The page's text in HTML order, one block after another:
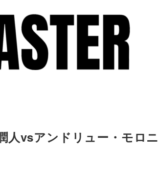
vsアンドリュー・モロニ